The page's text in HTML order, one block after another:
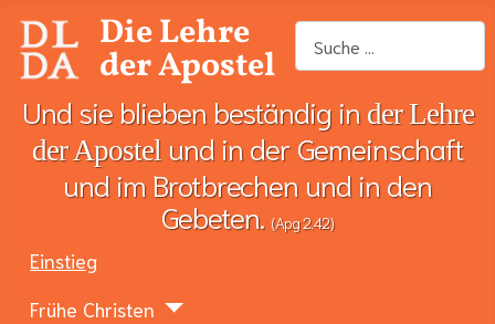
Die Lehre
der Apostel
Suchen
Und sie blieben beständig in der Lehre
der Apostel und in der Gemeinschaft
und im Brotbrechen und in den
Gebeten.
(Apg 2,42)
Einstieg
Frühe Christen